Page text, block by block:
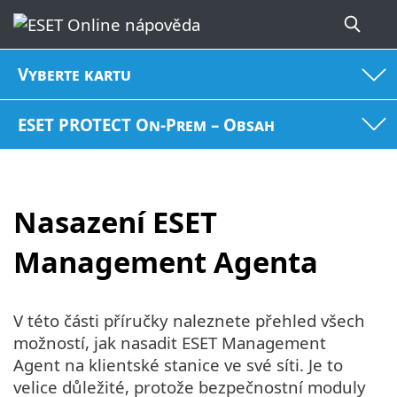
Vyberte kartu
ESET PROTECT On-Prem – Obsah
Nasazení ESET
Management Agenta
V této části příručky naleznete přehled všech
možností, jak nasadit ESET Management
Agent na klientské stanice ve své síti. Je to
velice důležité, protože bezpečnostní moduly